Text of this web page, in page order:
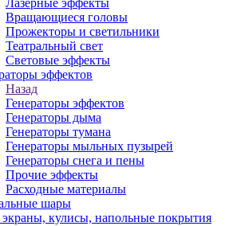
Лазерные эффекты
Вращающиеся головы
Прожекторы и светильники
Театральный свет
Световые эффекты
эффектов
Назад
Генераторы эффектов
Генераторы дыма
Генераторы тумана
Генераторы мыльных пузырей
Генераторы снега и пены
Прочие эффекты
Расходные материалы
шары
кулисы, напольные покрытия